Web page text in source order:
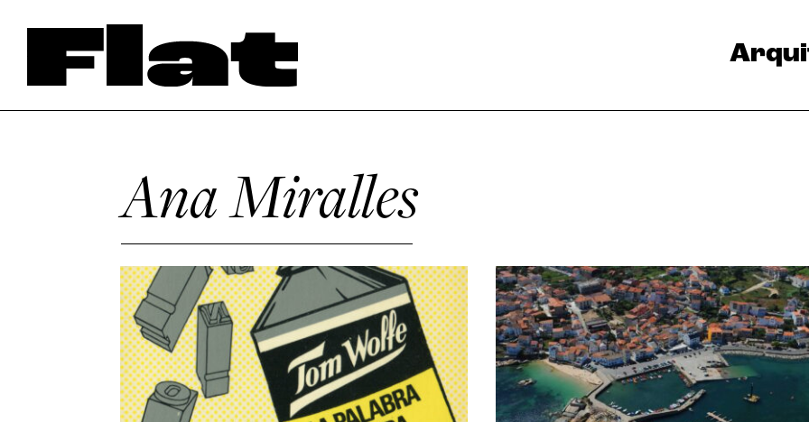
Ana Miralles